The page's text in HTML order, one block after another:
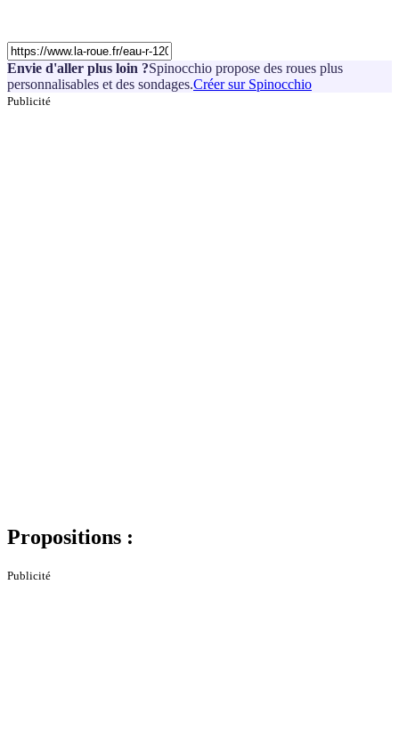
Envie d'aller plus loin ?Spinocchio propose des roues plus
personnalisables et des sondages.Créer sur Spinocchio
Publicité
Propositions :
Publicité